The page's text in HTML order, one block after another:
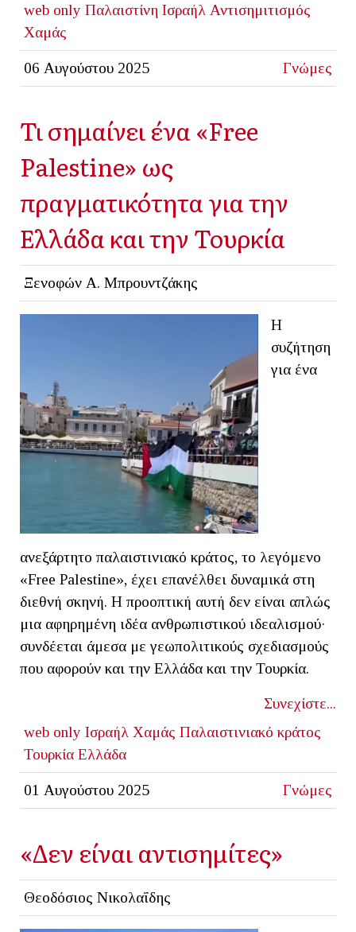
web only Παλαιστίνη Ισραήλ Αντισημιτισμός
Χαμάς
06 Αυγούστου 2025 Γνώμες
Τι σημαίνει ένα «Free
Palestine» ως
πραγματικότητα για την
Ελλάδα και την Τουρκία
Ξενοφών Α. Μπρουντζάκης
Η
συζήτηση
για ένα
ανεξάρτητο παλαιστινιακό κράτος, το λεγόμενο
«Free Palestine», έχει επανέλθει δυναμικά στη
διεθνή σκηνή. Η προοπτική αυτή δεν είναι απλώς
μια αφηρημένη ιδέα ανθρωπιστικού ιδεαλισμού·
συνδέεται άμεσα με γεωπολιτικούς σχεδιασμούς
που αφορούν και την Ελλάδα και την Τουρκία.
Συνεχίστε...
web only Ισραήλ Χαμάς Παλαιστινιακό κράτος
Τουρκία Ελλάδα
01 Αυγούστου 2025 Γνώμες
«Δεν είναι αντισημίτες»
Θεοδόσιος Νικολαΐδης